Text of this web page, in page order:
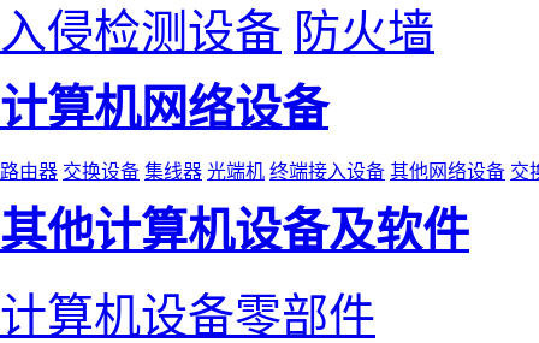
入侵检测设备 防火墙
计算机网络设备
路由器 交换设备 集线器 光端机 终端接入设备 其他网络设备 交
其他计算机设备及软件
计算机设备零部件